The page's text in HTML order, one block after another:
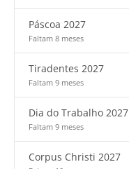
Páscoa 2027
Faltam 8 meses
Tiradentes 2027
Faltam 9 meses
Dia do Trabalho 2027
Faltam 9 meses
Corpus Christi 2027